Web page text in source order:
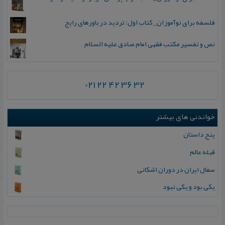
فلسفه برای نوآموزان_ کتاب اول: تردید در باورهای رایج
نص و تفسیر مکتب فقهی امام صادق علیه السلام
021 22 42 36 32
خواندنی های بیشتر
پنج‌ داستان
قبله عالم
سفال ایران در دوران اشکانی
یکی بود و یکی نبود